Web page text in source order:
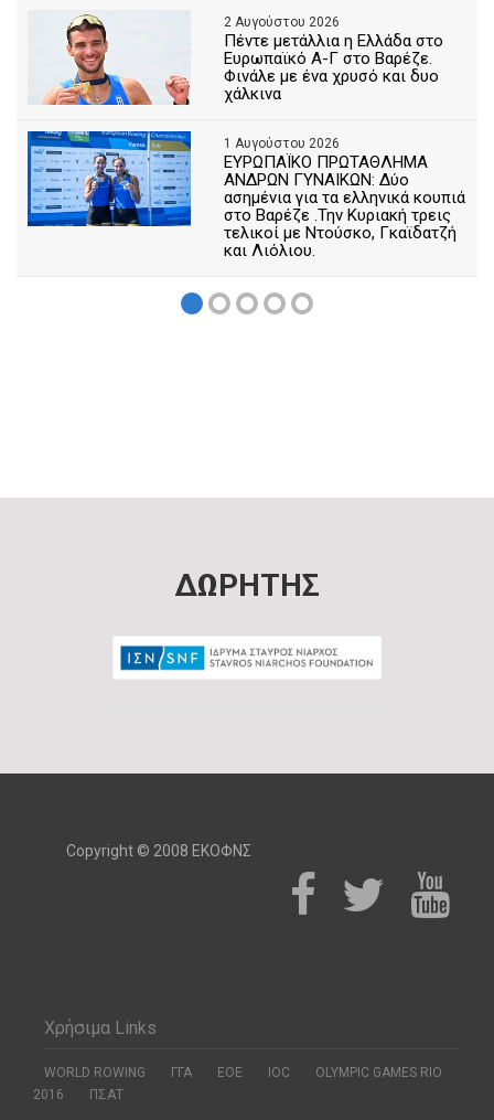
2 Αυγούστου 2026
Πέντε μετάλλια η Ελλάδα στο
Ευρωπαϊκό Α-Γ στο Βαρέζε.
Φινάλε με ένα χρυσό και δυο
χάλκινα
1 Αυγούστου 2026
ΕΥΡΩΠΑΪΚΟ ΠΡΩΤΑΘΛΗΜΑ
ΑΝΔΡΩΝ ΓΥΝΑΙΚΩΝ: Δύο
ασημένια για τα ελληνικά κουπιά
στο Βαρέζε .Την Κυριακή τρεις
τελικοί με Ντούσκο, Γκαϊδατζή
και Λιόλιου.
ΔΩΡΗΤΗΣ
Copyright © 2008 ΕΚΟΦΝΣ
Χρήσιμα Links
WORLD ROWING ΓΓΑ ΕΟΕ ΙΟC
OLYMPIC GAMES RIO
2016
ΠΣΑΤ